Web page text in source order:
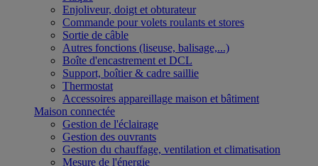
Enjoliveur, doigt et obturateur
Commande pour volets roulants et stores
Sortie de câble
Autres fonctions (liseuse, balisage,...)
Boîte d'encastrement et DCL
Support, boîtier & cadre saillie
Thermostat
Accessoires appareillage maison et bâtiment
Maison connectée
Gestion de l'éclairage
Gestion des ouvrants
Gestion du chauffage, ventilation et climatisation
Mesure de l'énergie